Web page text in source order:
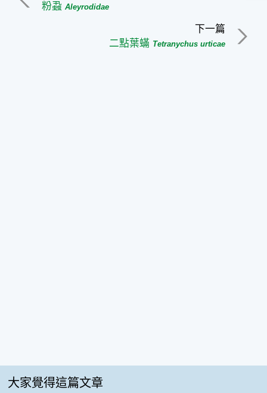
粉蝨Aleyrodidae
下一篇
二點葉蟎 Tetranychus urticae
大家覺得這篇文章